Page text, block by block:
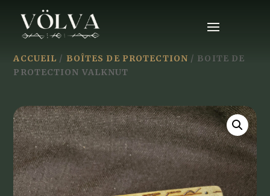
ACCUEIL / BOÎTES DE PROTECTION / BOITE DE
PROTECTION VALKNUT